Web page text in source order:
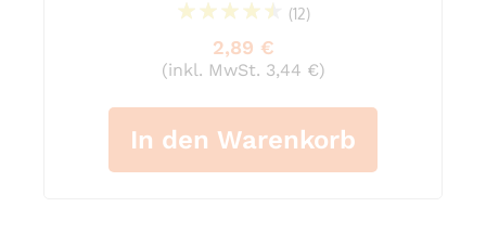
94%
(12)
2,89 €
(inkl. MwSt. 3,44 €)
In den Warenkorb